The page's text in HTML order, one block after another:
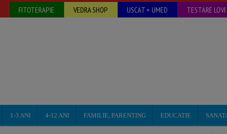
FITOTERAPIE VEDRA SHOP USCAT + UMED TESTARE LOVI
1-3 ANI 4-12 ANI FAMILIE, PARENTING EDUCATIE